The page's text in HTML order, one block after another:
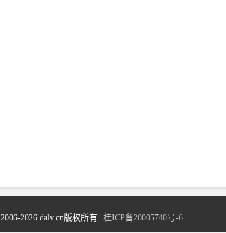
2006-2026 dalv.cn版权所有 桂ICP备20005740号-6